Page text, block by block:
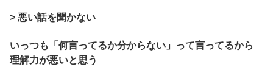
> 悪い話を聞かない
いっつも「何言ってるか分からない」って言ってるから
理解力が悪いと思う